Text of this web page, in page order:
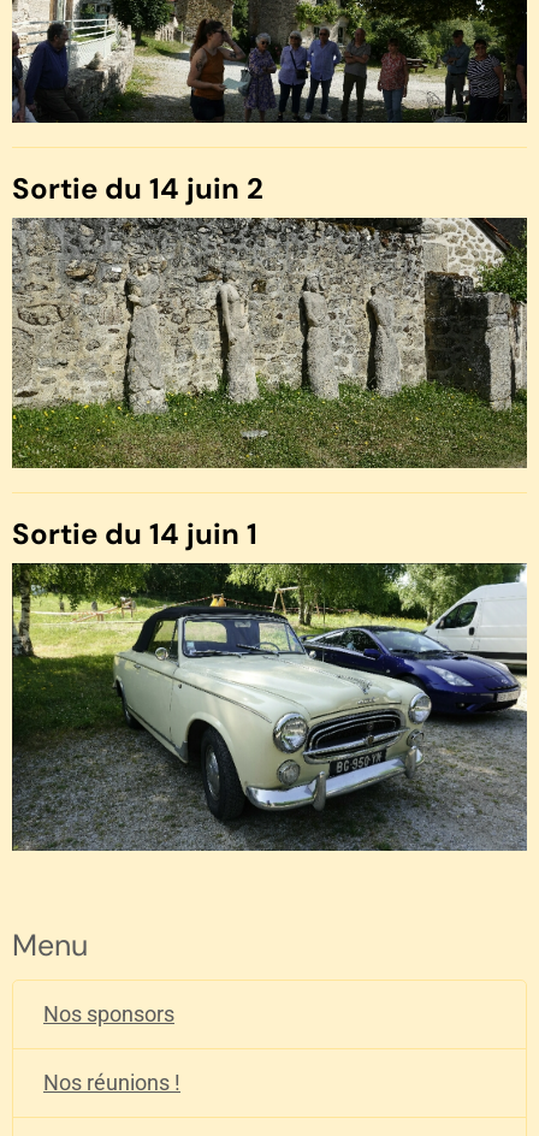
Sortie du 14 juin 2
Sortie du 14 juin 1
Menu
Nos sponsors
Nos réunions !